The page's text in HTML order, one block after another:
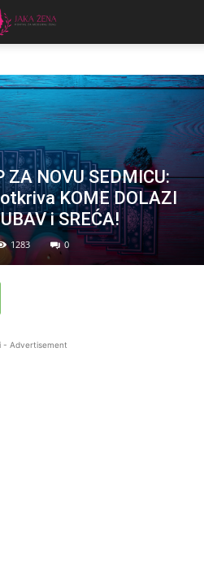
ZA NOVU SEDMICU:
KOME DOLAZI
i SREĆA!
1283 0
- Advertisement